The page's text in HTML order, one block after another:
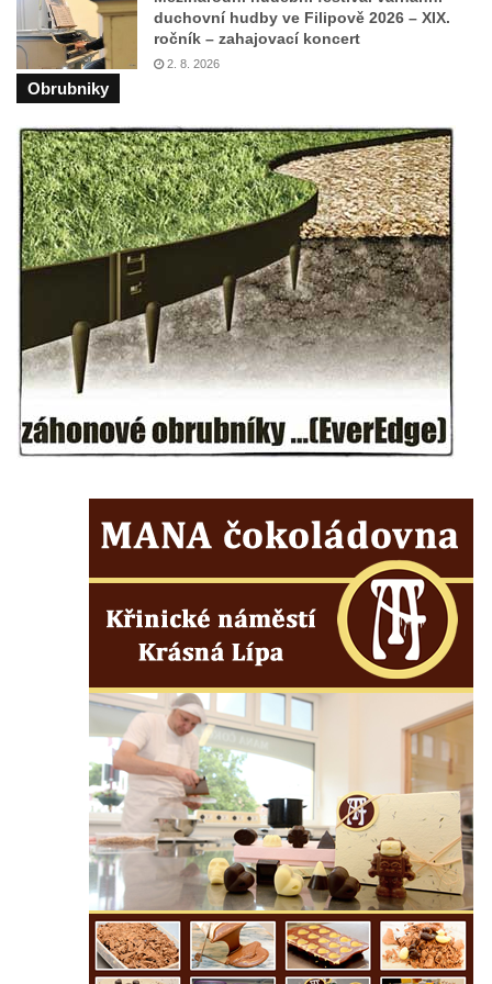
ZOO Dresden
Socha světce severně od Lužce nad
Vltavou
– Hořín u Lužce nad Vltavou
Strom svobody a památník 100 let republiky
a 30. výročí listopadu 1989 v Hrobčicích
Boží muka v parku před domem čp. 17 v
Hrobčicích
Sochy „Klaun a dívenka“ v parku v centru
Hrobčic
Socha svatého Antonína poustevníka v
Mirošovicích
Socha vodníka u požární nádrže v
Mirošovicích
Povodňový sloup II. v Dobříni
Povodňový sloup I. v Dobříni
Pamětní kámen vodního díla Josefův Důl
Socha svatého Floriána na domě čp. 3 v
Socha svaté Anny u domu čp. 3 v Oparnu
Lavička Václava Havla v Pardubicích
Lavička Václava Havla v Novém Boru
Lavička Václava Havla v Krásné Lípě
Upoutávka JduHřebenovkou u parkoviště
na Mezní Louce
Kamenný obelisk na vyhlídce u Pravčické
brány
Sousoší svatého Václava, svatého Floriána
duchovní hudby ve Filipově 2026 – XIX.
ročník – zahajovací koncert
2. 8. 2026
Obrubniky